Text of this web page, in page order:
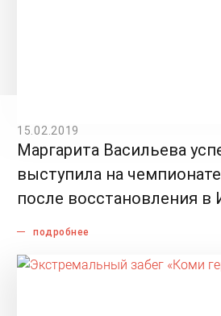
15.02.2019
Маргарита Васильева
выступила на
после восстановления в
подробнее